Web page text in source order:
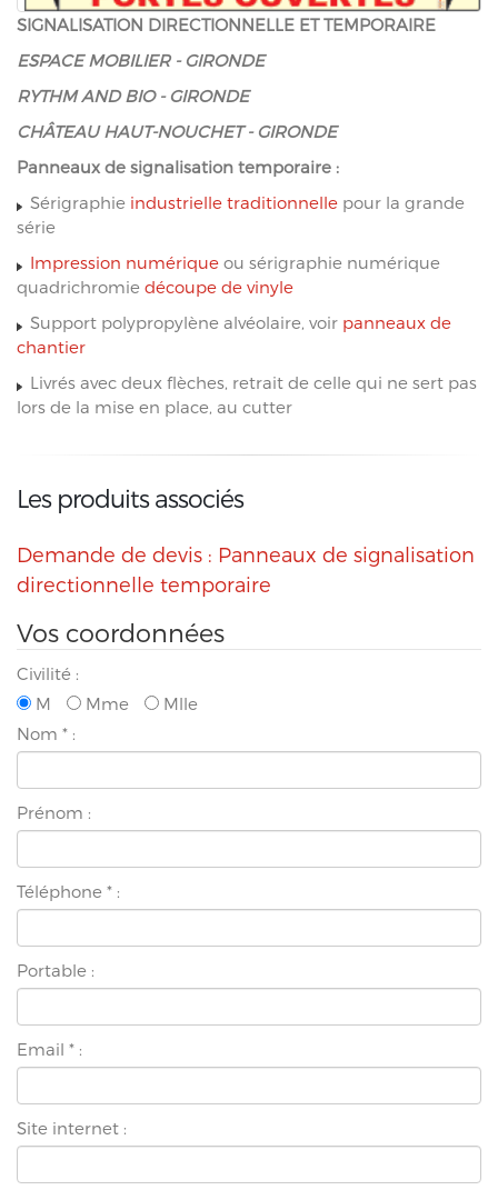
SIGNALISATION DIRECTIONNELLE ET TEMPORAIRE
ESPACE MOBILIER - GIRONDE
RYTHM AND BIO - GIRONDE
CHÂTEAU HAUT-NOUCHET - GIRONDE
Panneaux de signalisation temporaire :
Sérigraphie industrielle traditionnelle pour la grande
série
Impression numérique ou sérigraphie numérique
quadrichromie découpe de vinyle
Support polypropylène alvéolaire, voir panneaux de
chantier
Livrés avec deux flèches, retrait de celle qui ne sert pas
lors de la mise en place, au cutter
Les produits associés
Demande de devis : Panneaux de signalisation
directionnelle temporaire
Vos coordonnées
Civilité :
M
Mme
Mlle
Nom * :
Prénom :
Téléphone * :
Portable :
Email * :
Site internet :